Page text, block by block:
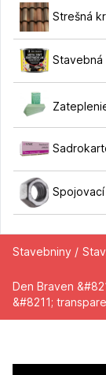
Strešná
Stavebná
Stavebniny /
Den Braven
&#8211;